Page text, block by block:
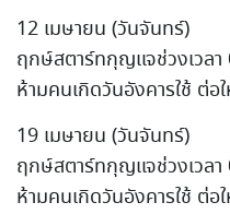
12 เมษายน (วันจันทร์)
ฤกษ์สตาร์ทกุญแจช่วงเวล
ห้ามคนเกิดวันอังคารใช้ ต่
19 เมษายน (วันจันทร์)
ฤกษ์สตาร์ทกุญแจช่วงเวล
ห้ามคนเกิดวันอังคารใช้ ต่